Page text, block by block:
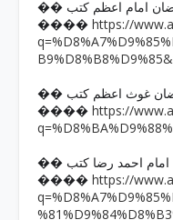
فیضان امام اعظم کتب
���� https://
غوث اعظم کتب
���� https://
امام احمد رضا کتب
���� https://